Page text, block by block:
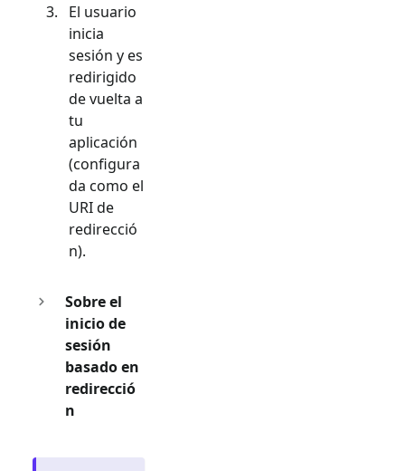
El usuario
inicia
sesión y es
redirigido
de vuelta a
tu
aplicación
(configura
da como el
URI de
redirecció
n).
Sobre el
inicio de
sesión
basado en
redirecció
n